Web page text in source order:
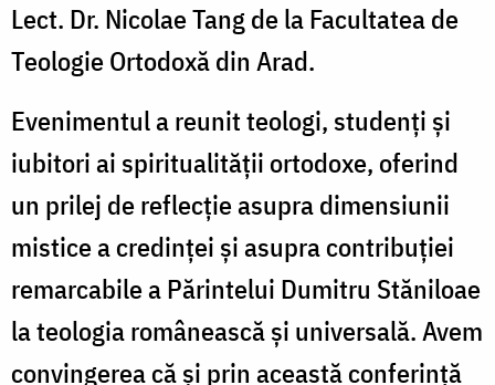
Lect. Dr. Nicolae Tang de la Facultatea de
Teologie Ortodoxă din Arad.
Evenimentul a reunit teologi, studenți și
iubitori ai spiritualității ortodoxe, oferind
un prilej de reflecție asupra dimensiunii
mistice a credinței și asupra contribuției
remarcabile a Părintelui Dumitru Stăniloae
la teologia românească și universală. Avem
convingerea că și prin această conferință